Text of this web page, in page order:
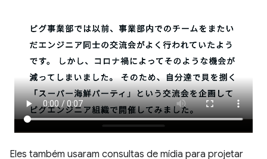
Eles também usaram consultas de mídia para projetar